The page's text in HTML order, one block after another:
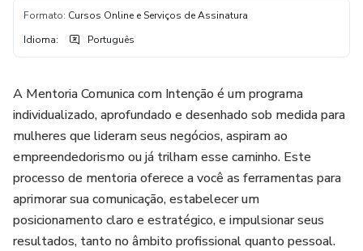
Formato: Cursos Online e Serviços de Assinatura
Idioma: Português
A Mentoria Comunica com Intenção é um programa
individualizado, aprofundado e desenhado sob medida para
mulheres que lideram seus negócios, aspiram ao
empreendedorismo ou já trilham esse caminho. Este
processo de mentoria oferece a você as ferramentas para
aprimorar sua comunicação, estabelecer um
posicionamento claro e estratégico, e impulsionar seus
resultados, tanto no âmbito profissional quanto pessoal.